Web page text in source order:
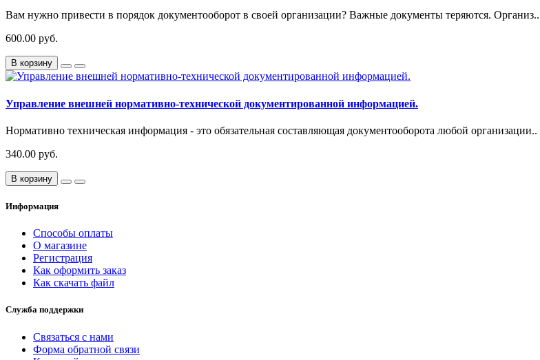
Вам нужно привести в порядок документооборот в своей организации? Важные документы теряются. Организ..
600.00 руб.
В корзину
Управление внешней нормативно-технической документированной информацией.
Нормативно техническая информация - это обязательная составляющая документооборота любой организации..
340.00 руб.
В корзину
Информация
Способы оплаты
О магазине
Регистрация
Как оформить заказ
Как скачать файл
Служба поддержки
Связаться с нами
Форма обратной связи